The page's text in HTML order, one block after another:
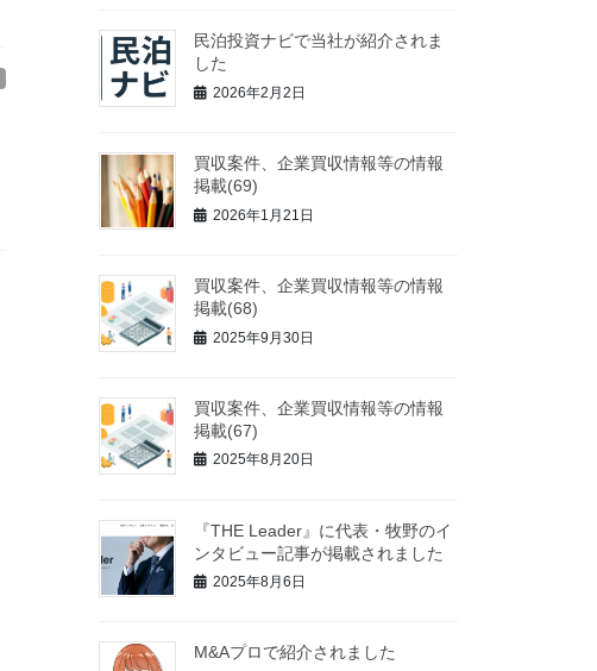
民泊投資ナビで当社が紹介されま
した
2026年2月2日
買収案件、企業買収情報等の情報
掲載(69)
2026年1月21日
買収案件、企業買収情報等の情報
掲載(68)
2025年9月30日
買収案件、企業買収情報等の情報
掲載(67)
2025年8月20日
『THE Leader』に代表・牧野のイ
ンタビュー記事が掲載されました
2025年8月6日
M&Aプロで紹介されました